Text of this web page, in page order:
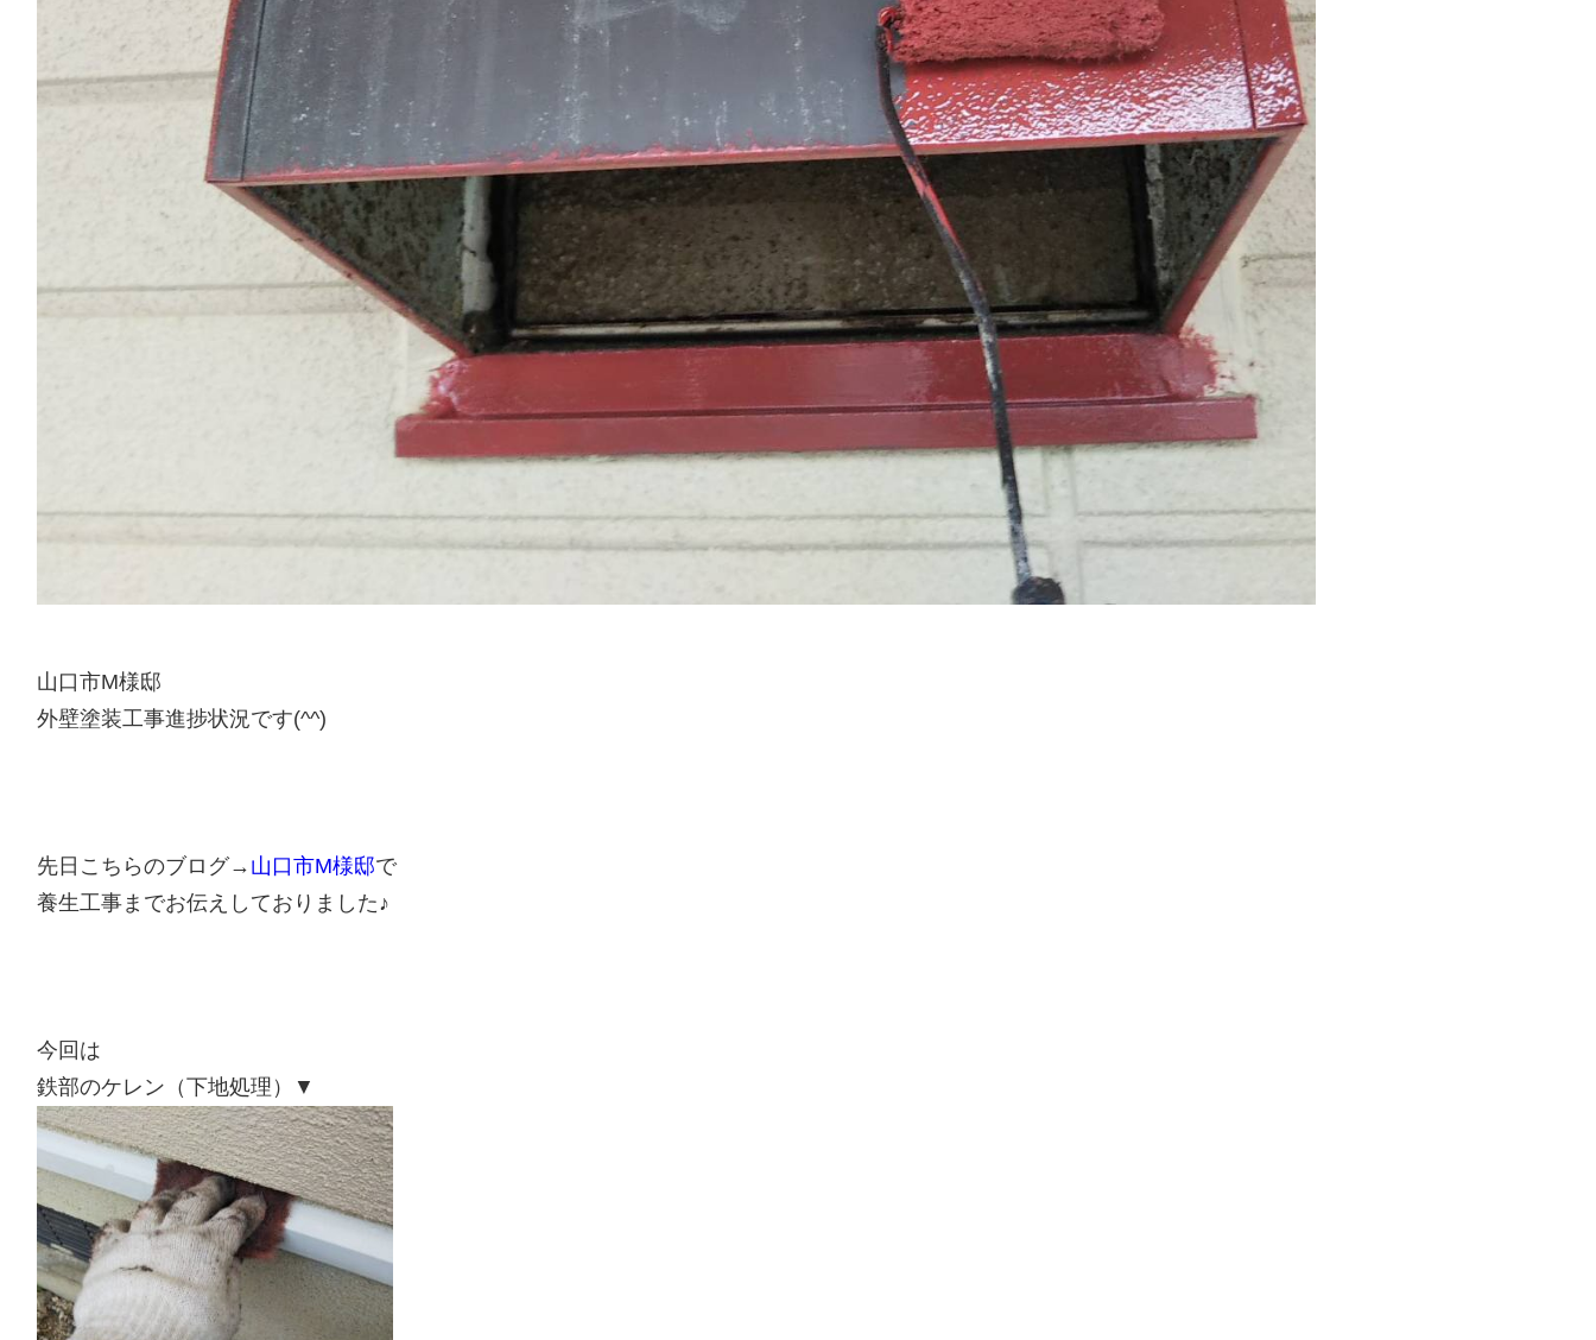
山口市M様邸
外壁塗装工事進捗状況です(^^)
先日こちらのブログ→ 山口市M様邸で
養生工事までお伝えしておりました♪
今回は
鉄部のケレン（下地処理）▼